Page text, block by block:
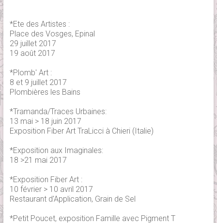
*Ete des Artistes :
Place des Vosges, Epinal
29 juillet 2017
19 août 2017
*Plomb' Art :
8 et 9 juillet 2017
Plombières les Bains
*Tramanda/Traces Urbaines:
13 mai > 18 juin 2017
Exposition Fiber Art TraLicci à Chieri (Italie)
*Exposition aux Imaginales:
18 >21 mai 2017
*Exposition Fiber Art :
10 février > 10 avril 2017
Restaurant d'Application, Grain de Sel
*Petit Poucet, exposition Famille avec Pigment T